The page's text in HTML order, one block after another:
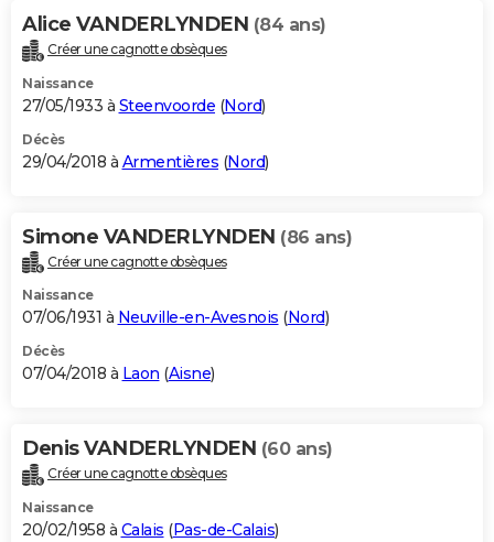
Alice VANDERLYNDEN (84 ans)
Créer une cagnotte obsèques
Naissance
27/05/1933 à Steenvoorde (Nord)
Décès
29/04/2018 à Armentières (Nord)
Simone VANDERLYNDEN (86 ans)
Créer une cagnotte obsèques
Naissance
07/06/1931 à Neuville-en-Avesnois (Nord)
Décès
07/04/2018 à Laon (Aisne)
Denis VANDERLYNDEN (60 ans)
Créer une cagnotte obsèques
Naissance
20/02/1958 à Calais (Pas-de-Calais)